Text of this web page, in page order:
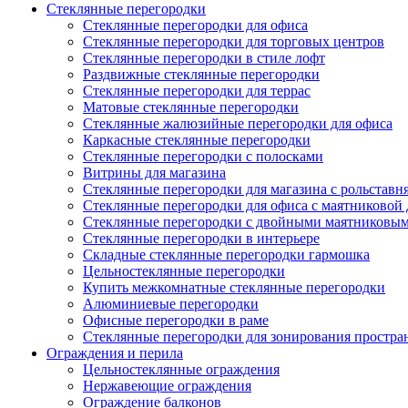
Cтеклянные перегородки
Стеклянные перегородки для офиса
Стеклянные перегородки для торговых центров
Стеклянные перегородки в стиле лофт
Раздвижные стеклянные перегородки
Стеклянные перегородки для террас
Матовые стеклянные перегородки
Стеклянные жалюзийные перегородки для офиса
Каркасные стеклянные перегородки
Стеклянные перегородки с полосками
Витрины для магазина
Стеклянные перегородки для магазина с
Стеклянные перегородки для офиса с маятниковой
Стеклянные перегородки с двойными
Стеклянные перегородки в интерьере
Складные стеклянные перегородки гармошка
Цельностеклянные перегородки
Купить межкомнатные стеклянные перегородки
Алюминиевые перегородки
Офисные перегородки в раме
Стеклянные перегородки для зонирования
Ограждения и перила
Цельностеклянные ограждения
Нержавеющие ограждения
Ограждение балконов